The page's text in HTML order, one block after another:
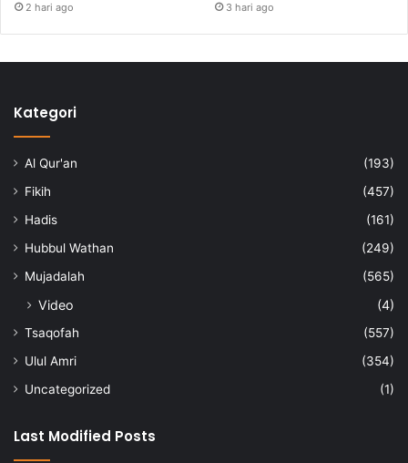
2 hari ago 3 hari ago
Kategori
Al Qur'an
(193)
Fikih
(457)
Hadis
(161)
Hubbul Wathan
(249)
Mujadalah
(565)
Video (4)
Tsaqofah
(557)
Ulul Amri
(354)
Uncategorized
(1)
Last Modified Posts